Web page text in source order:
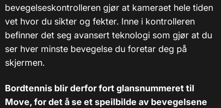
bevegelseskontrolleren gjør at kameraet hele tiden
vet hvor du sikter og fekter. Inne i kontrolleren
befinner det seg avansert teknologi som gjør at du
ser hver minste bevegelse du foretar deg på
skjermen.
Bordtennis blir derfor fort glansnummeret til
Move, for det å se et speilbilde av bevegelsene